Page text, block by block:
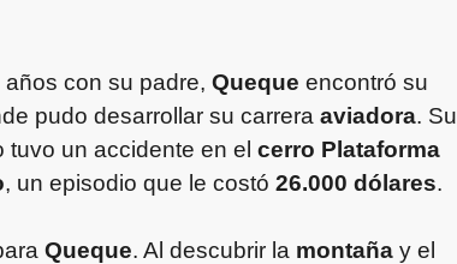
años con su padre, Queque encontró su
pudo desarrollar su carrera aviadora. Su
tuvo un accidente en el cerro Plataforma
, un episodio que le costó 26.000 dólares.
Queque. Al descubrir la montaña y el